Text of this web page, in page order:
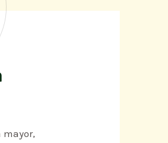
mayor,